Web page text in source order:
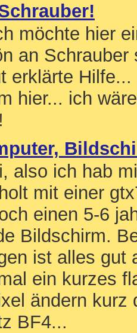
möchte hier
an Schrauber
erklärte
hier... ich
also ich hab
mit einer
einen 5-6
Bildschirm.
ist alles gut
ein kurzes
ändern kurz
BF4...